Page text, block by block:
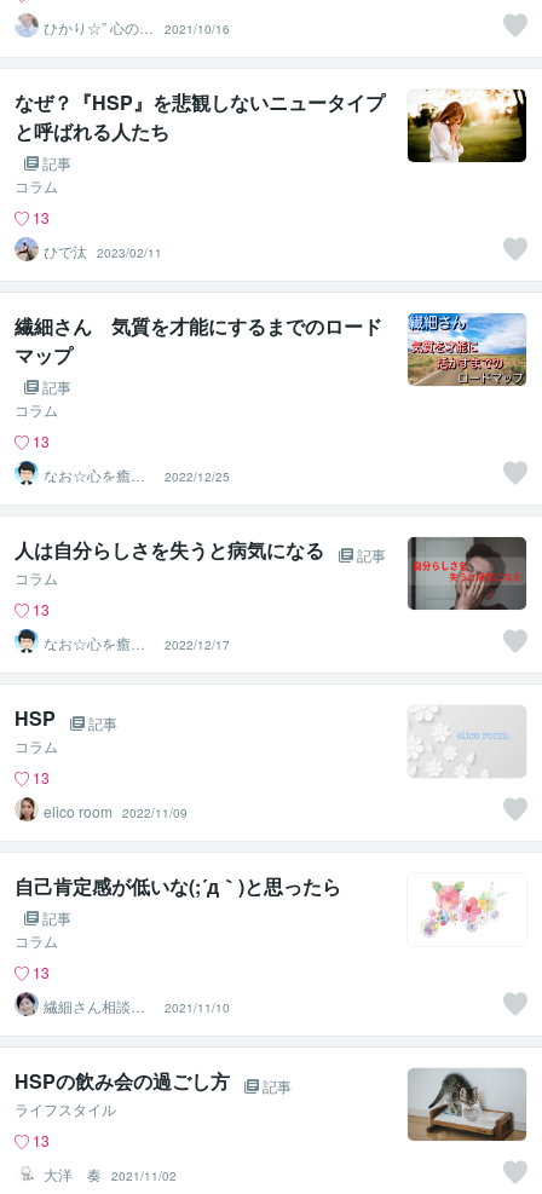
ひかり☆” 心の休
憩室
2021/10/16
なぜ？『HSP』を悲観しないニュータイプ
と呼ばれる人たち
記事
コラム
13
ひで汰
2023/02/11
繊細さん 気質を才能にするまでのロード
マップ
記事
コラム
13
なお☆心を癒や
すカウンセラー
2022/12/25
人は自分らしさを失うと病気になる
記事
コラム
13
なお☆心を癒や
すカウンセラー
2022/12/17
HSP
記事
コラム
13
elico room
2022/11/09
自己肯定感が低いな(;´д｀)と思ったら
記事
コラム
13
繊細さん相談室
☘️野崎真礼（ま
ひろ）
2021/11/10
HSPの飲み会の過ごし方
記事
ライフスタイル
13
大洋 奏
2021/11/02